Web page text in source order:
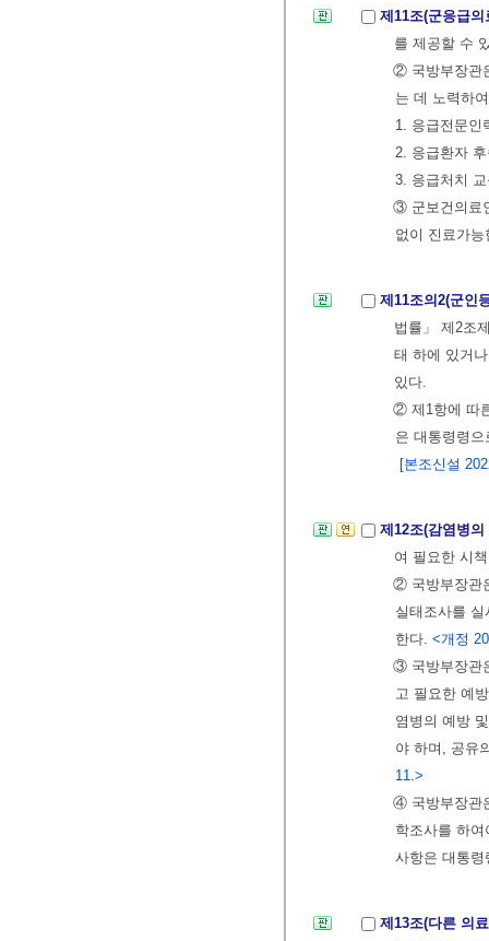
제11조(군응급
를 제공할 수
② 국방부장관
는 데 노력하
1. 응급전문인
2. 응급환자
3. 응급처치
③ 군보건의료
없이 진료가
제11조의2(군인
법률」 제2조
태 하에 있거
있다.
② 제1항에 따
은 대통령령
[본조신설
제12조(감염병
여 필요한 시
② 국방부장관
실태조사를
한다. <개정
③ 국방부장관
고 필요한 예
염병의 예방
야 하며, 공유
11.>
④ 국방부장관
학조사를 하
사항은 대통
제13조(다른 의